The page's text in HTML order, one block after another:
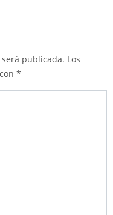
publicada. Los
*